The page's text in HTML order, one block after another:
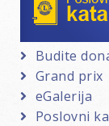
Budite
Grand prix
eGalerija
Poslovni